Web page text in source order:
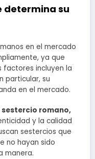
determina su
en el mercado
ya que
factores incluyen la
particular, su
en el mercado.
sestercio romano,
y la calidad
sestercios que
no hayan sido
manera.